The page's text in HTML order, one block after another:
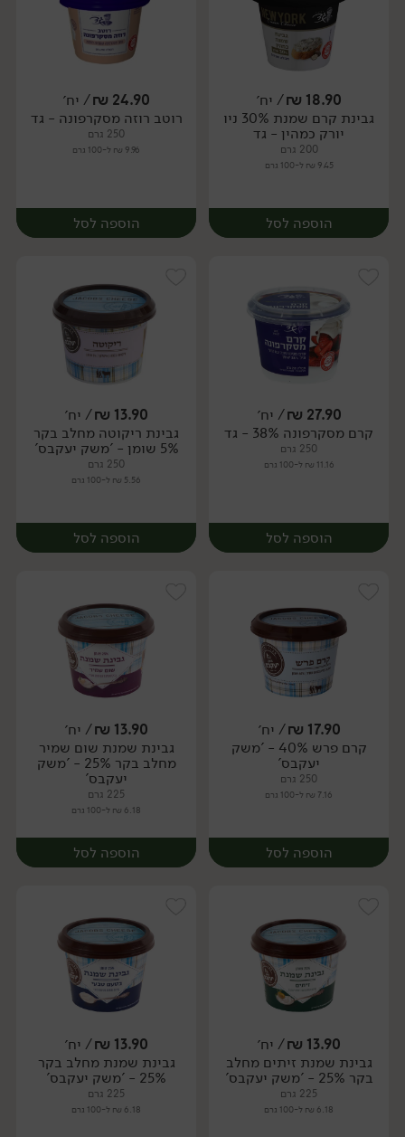
יח׳ יח׳
18.90
₪/ יח׳
גבינת קרם שמנת 30% ניו
יורק כמהין - גד
200 גרם
9.45 ₪ ל-100 גרם
הוספה לסל
יח׳
24.90
₪/ יח׳
רוטב רוזה מסקרפונה - גד
250 גרם
9.96 ₪ ל-100 גרם
הוספה לסל
יח׳
27.90
₪/ יח׳
קרם מסקרפונה 38% - גד
250 גרם
11.16 ₪ ל-100 גרם
הוספה לסל
יח׳
13.90
₪/ יח׳
גבינת ריקוטה מחלב בקר
5% שומן - 'משק יעקבס'
250 גרם
5.56 ₪ ל-100 גרם
הוספה לסל
יח׳
17.90
₪/ יח׳
קרם פרש 40% - 'משק
יעקבס'
250 גרם
7.16 ₪ ל-100 גרם
הוספה לסל
יח׳
13.90
₪/ יח׳
גבינת שמנת שום שמיר
מחלב בקר 25% - 'משק
יעקבס'
225 גרם
6.18 ₪ ל-100 גרם
הוספה לסל
יח׳
13.90
₪/ יח׳
גבינת שמנת זיתים מחלב
בקר 25% - 'משק יעקבס'
225 גרם
6.18 ₪ ל-100 גרם
13.90
₪/ יח׳
גבינת שמנת מחלב בקר
25% - 'משק יעקבס'
225 גרם
6.18 ₪ ל-100 גרם